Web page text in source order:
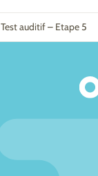
Test auditif – Etape 5